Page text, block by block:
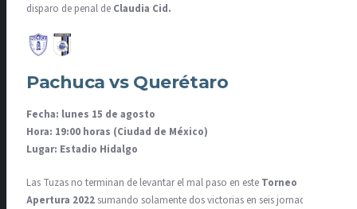
disparo de penal de Claudia Cid.
Pachuca vs Querétaro
Fecha: lunes 15 de agosto
Hora: 19:00 horas (Ciudad de México)
Lugar: Estadio Hidalgo
Las Tuzas no terminan de levantar el mal paso en este Torneo
Apertura 2022 sumando solamente dos victorias en seis jornadas